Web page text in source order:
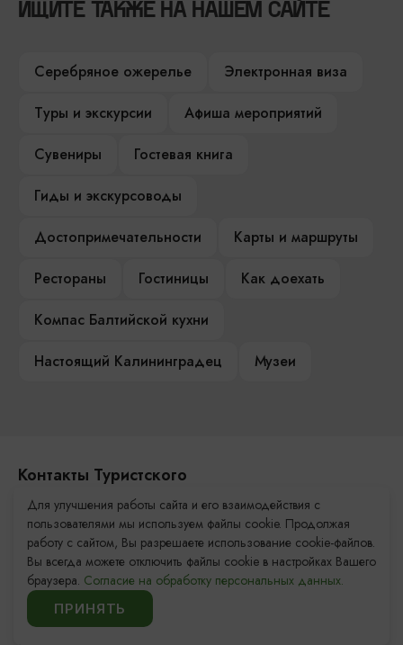
ИЩИТЕ ТАКЖЕ НА НАШЕМ САЙТЕ
Серебряное ожерелье
Электронная виза
Туры и экскурсии
Афиша мероприятий
Сувениры
Гостевая книга
Гиды и экскурсоводы
Достопримечательности
Карты и маршруты
Рестораны
Гостиницы
Как доехать
Компас Балтийской кухни
Настоящий Калининградец
Музеи
Контакты Туристского
информационного центра
+7 (4012) 555-200
8 (800) 200-55-39
info@visit-kaliningrad.ru
Для улучшения работы сайта и его взаимодействия с
пользователями мы используем файлы cookie. Продолжая
работу с сайтом, Вы разрешаете использование cookie-файлов.
Вы всегда можете отключить файлы cookie в настройках Вашего
браузера. Согласие на обработку персональных данных.
ПРИНЯТЬ